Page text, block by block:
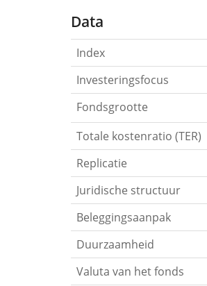
Data
Index
Investeringsfocus
Fondsgrootte
Totale kostenratio (TER)
Replicatie
Juridische structuur
Beleggingsaanpak
Duurzaamheid
Valuta van het fonds